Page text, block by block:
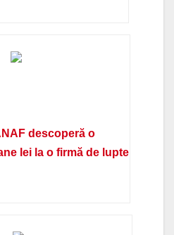
descoperă o
lei la o firmă de lupte